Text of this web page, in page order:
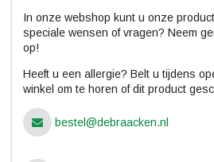
In onze webshop kunt u onze
speciale wensen of vragen? Neem
op!
Heeft u een allergie? Belt u tijdens
winkel om te horen of dit product
bestel@debraacken.nl